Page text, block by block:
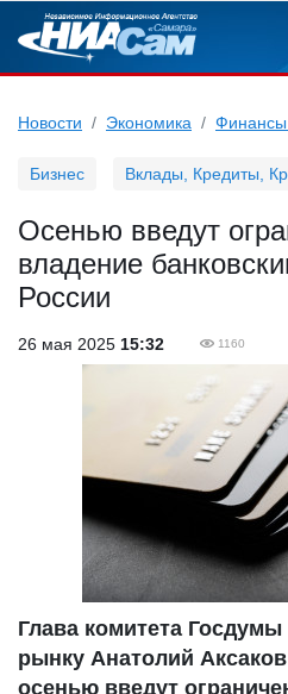
Новости Экономика Финансы
Бизнес Вклады, Кредиты,
Осенью введут
владение
России
26 мая 2025 15:32 1160
Глава комитета
рынку Анатолий
осенью введут